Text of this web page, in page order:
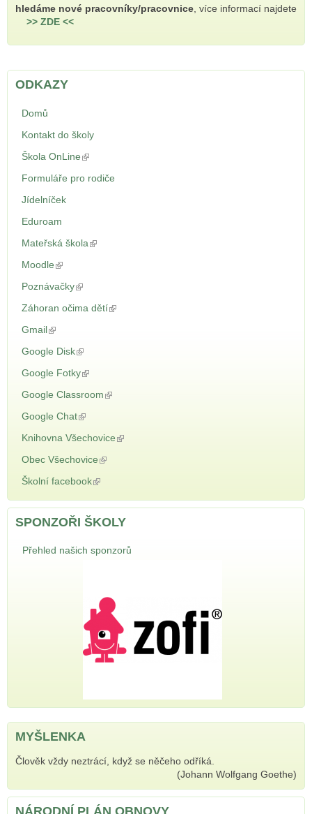
hledáme nové pracovníky/pracovnice , více informací najdete
>> ZDE <<
ODKAZY
Domů
Kontakt do školy
Škola OnLine (odkaz je externí)
Formuláře pro rodiče
Jídelníček
Eduroam
Mateřská škola(odkaz je externí)
Moodle (odkaz je externí)
Poznávačky(odkaz je externí)
Záhoran očima dětí(odkaz je externí)
Gmail (odkaz je externí)
Google Disk(odkaz je externí)
Google Fotky(odkaz je externí)
Google Classroom (odkaz je externí)
Google Chat(odkaz je externí)
Knihovna Všechovice (odkaz je externí)
Obec Všechovice (odkaz je externí)
Školní facebook(odkaz je externí)
SPONZOŘI ŠKOLY
Přehled našich sponzorů
MYŠLENKA
Člověk vždy neztrácí, když se něčeho odříká.
(Johann Wolfgang Goethe)